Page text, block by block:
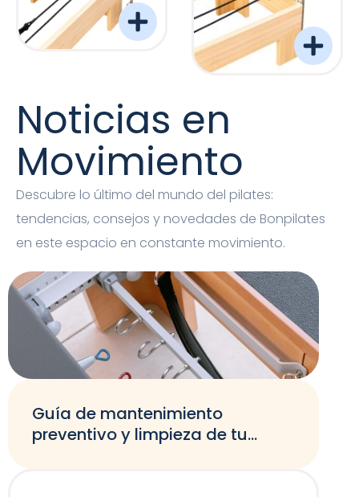
Torre Barreformer Monitor Natural Pro
Noticias en
Movimiento
Descubre lo último del mundo del pilates:
tendencias, consejos y novedades de Bonpilates
en este espacio en constante movimiento.
Guía de mantenimiento
preventivo y limpieza de tu